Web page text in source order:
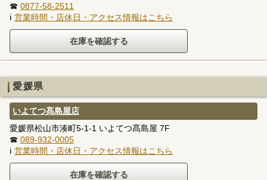
☎ 0877-58-2511
ℹ 営業時間・店休日・アクセス情報はこちら
愛媛県
いよてつ髙島屋店
愛媛県松山市湊町5-1-1 いよてつ髙島屋 7F
☎ 089-932-0005
ℹ 営業時間・店休日・アクセス情報はこちら